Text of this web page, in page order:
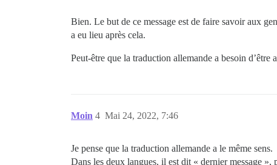
Bien. Le but de ce message est de faire savoir aux
a eu lieu après cela.
Peut-être que la traduction allemande a besoin d’être
Moin Mai 24, 2022, 7:46
4
Je pense que la traduction allemande a le même sens.
Dans les deux langues, il est dit « dernier message »,